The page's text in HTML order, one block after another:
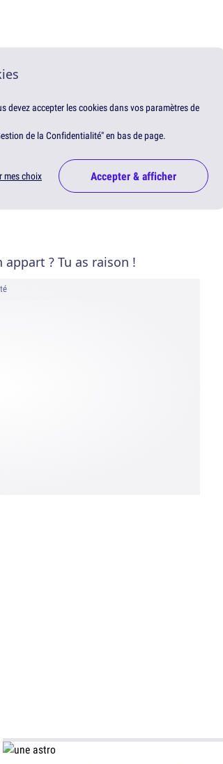
devez accepter les cookies dans vos paramètres de
de la Confidentialité" en bas de page.
mes choix Accepter & afficher
? Tu as raison !